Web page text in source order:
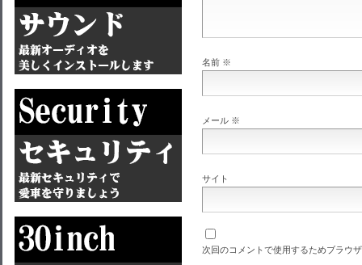
名前 ※
メール ※
サイト
次回のコメントで使用するためブラウ